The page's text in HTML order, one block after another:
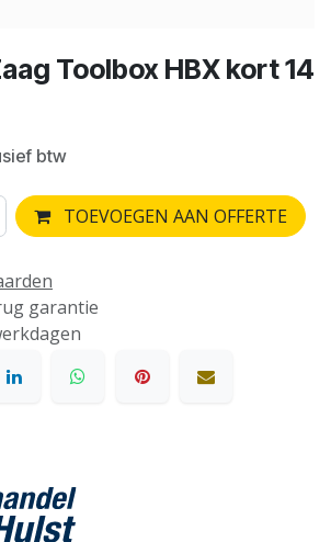
Toolbox HBX kort 14
btw
TOEVOEGEN AAN OFFERTE
garantie